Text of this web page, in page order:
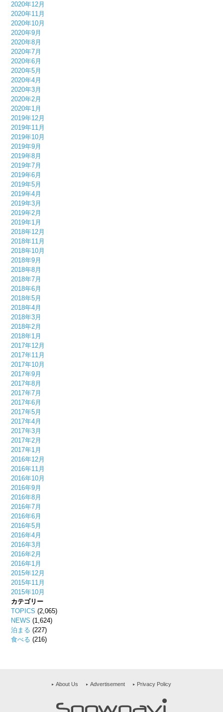
2020年12月
2020年11月
2020年10月
2020年9月
2020年8月
2020年7月
2020年6月
2020年5月
2020年4月
2020年3月
2020年2月
2020年1月
2019年12月
2019年11月
2019年10月
2019年9月
2019年8月
2019年7月
2019年6月
2019年5月
2019年4月
2019年3月
2019年2月
2019年1月
2018年12月
2018年11月
2018年10月
2018年9月
2018年8月
2018年7月
2018年6月
2018年5月
2018年4月
2018年3月
2018年2月
2018年1月
2017年12月
2017年11月
2017年10月
2017年9月
2017年8月
2017年7月
2017年6月
2017年5月
2017年4月
2017年3月
2017年2月
2017年1月
2016年12月
2016年11月
2016年10月
2016年9月
2016年8月
2016年7月
2016年6月
2016年5月
2016年4月
2016年3月
2016年2月
2016年1月
2015年12月
2015年11月
2015年10月
カテゴリー
TOPICS (2,065)
NEWS (1,624)
泊まる (227)
食べる (216)
About Us Advertisement Privacy Policy